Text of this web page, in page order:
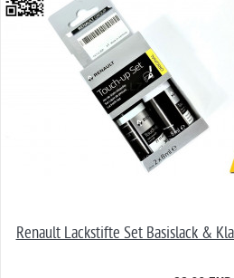
Renault Lackstifte Set Basislack &